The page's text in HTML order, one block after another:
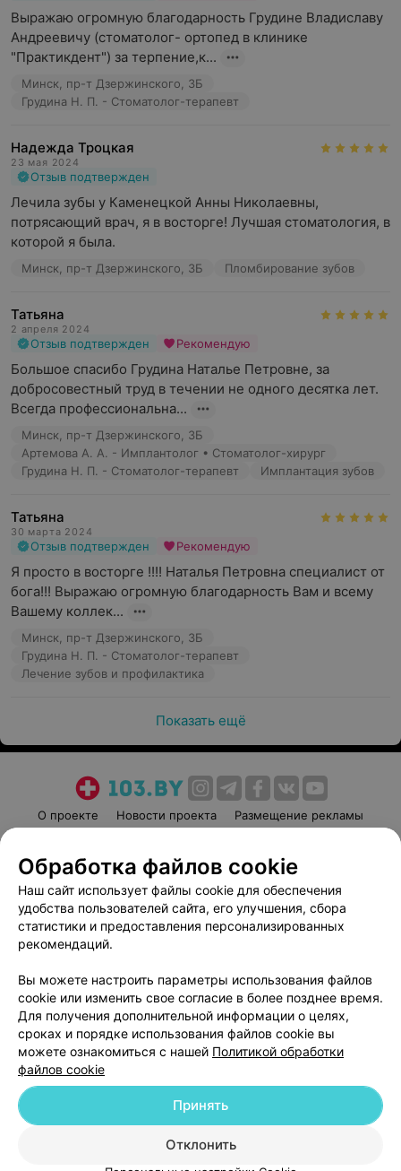
Выражаю огромную благодарность Грудине Владиславу
Андреевичу (стоматолог- ортопед в клинике
"Практикдент") за терпение,к...
Минск, пр-т Дзержинского, 3Б
Грудина Н. П. - Стоматолог-терапевт
Надежда Троцкая
23 мая 2024
Отзыв подтвержден
Лечила зубы у Каменецкой Анны Николаевны,
потрясающий врач, я в восторге! Лучшая стоматология, в
которой я была.
Минск, пр-т Дзержинского, 3Б Пломбирование зубов
Татьяна
2 апреля 2024
Отзыв подтвержден Рекомендую
Большое спасибо Грудина Наталье Петровне, за
добросовестный труд в течении не одного десятка лет.
Всегда профессиональна...
Минск, пр-т Дзержинского, 3Б
Артемова А. А. - Имплантолог • Стоматолог-хирург
Грудина Н. П. - Стоматолог-терапевт
Имплантация зубов
Татьяна
30 марта 2024
Отзыв подтвержден Рекомендую
Я просто в восторге !!!! Наталья Петровна специалист от
бога!!! Выражаю огромную благодарность Вам и всему
Вашему коллек...
Минск, пр-т Дзержинского, 3Б
Грудина Н. П. - Стоматолог-терапевт
Лечение зубов и профилактика
Показать ещё
О проекте Новости проекта
Размещение рекламы
Пользовательское соглашение
Способы оплаты
Вакансии
Партнеры
Написать руководителю 103.by
Обработка персональных данных
© 2026 ООО «Артокс Лаб», УНП 191700409
| 220012, Республика Беларусь,
Служба поддержки +375 291212755
Обработка файлов cookie
Наш сайт использует файлы cookie для обеспечения
удобства пользователей сайта, его улучшения, сбора
статистики и предоставления персонализированных
рекомендаций.
Вы можете настроить параметры использования файлов
cookie или изменить свое согласие в более позднее время.
Для получения дополнительной информации о целях,
сроках и порядке использования файлов cookie вы
можете ознакомиться с нашей Политикой обработки
файлов cookie
Отклонить
Принять